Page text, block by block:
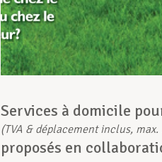
Services à domicile
(TVA & déplacement inclus,
proposés en